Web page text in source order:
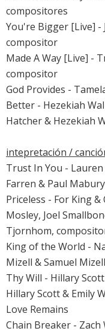
compositores
You're Bigger [Live] -
compositor
Made A Way [Live] -
compositor
God Provides -
Better - Hezekiah
Hatcher & Hezekiah
intepretación /
Trust In You -
Farren & Paul
Priceless - For King
Mosley, Joel
Tjornhom,
King of the World -
Mizell & Samuel
Thy Will - Hillary
Hillary Scott & Emily
Love Remains
Chain Breaker - Zach